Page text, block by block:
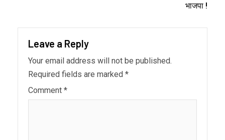
भाजपा !
Leave a Reply
Your email address will not be published.
Required fields are marked *
Comment *